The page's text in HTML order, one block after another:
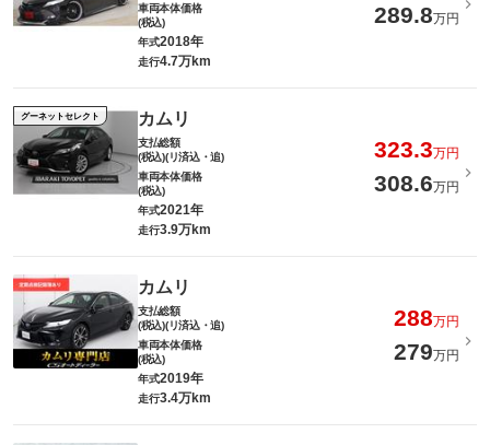
車両本体価格
(税込)
289.8万円
年式2018年
走行4.7万km
グーネットセレクト カムリ
支払総額
(税込)(リ済込・追)
323.3万円
車両本体価格
(税込)
308.6万円
年式2021年
走行3.9万km
カムリ
支払総額
(税込)(リ済込・追)
288万円
車両本体価格
(税込)
279万円
年式2019年
走行3.4万km